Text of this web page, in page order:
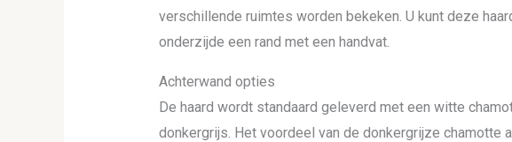
verschillende ruimtes worden bekeken. U kunt deze
onderzijde een rand met een handvat.
Achterwand opties
De haard wordt standaard geleverd met een witte
donkergrijs. Het voordeel van de donkergrijze chamotte